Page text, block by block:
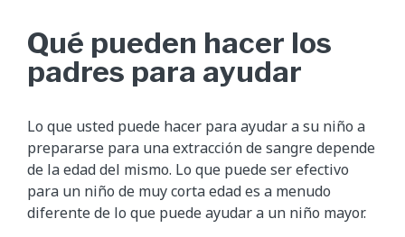
Qué pueden hacer los
padres para ayudar
Lo que usted puede hacer para ayudar a su niño a
prepararse para una extracción de sangre depende
de la edad del mismo. Lo que puede ser efectivo
para un niño de muy corta edad es a menudo
diferente de lo que puede ayudar a un niño mayor.